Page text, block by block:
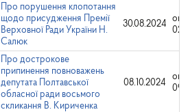
Про порушення клопотання
щодо присудження Премії
Верховної Ради України Н.
Салюк
30.08.2024
Про дострокове
припинення повноважень
депутата Полтавської
обласної ради восьмого
скликання В. Кириченка
08.10.2024